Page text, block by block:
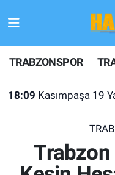
TRABZONSPOR
18:09 Kasımpaşa 19
Trabzon
TRABZONSPOR
TRABZON
KULİS MEYDANI
Hava Durumu
Trafik Durumu
Son Dakika